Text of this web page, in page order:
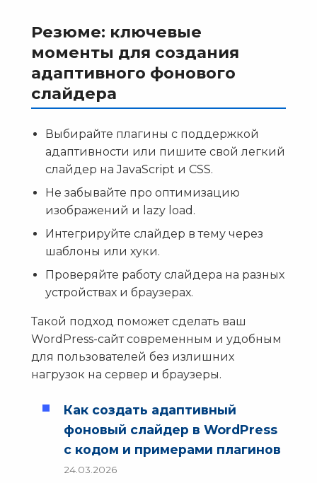
Резюме: ключевые
моменты для создания
адаптивного фонового
слайдера
Выбирайте плагины с поддержкой
адаптивности или пишите свой легкий
слайдер на JavaScript и CSS.
Не забывайте про оптимизацию
изображений и lazy load.
Интегрируйте слайдер в тему через
шаблоны или хуки.
Проверяйте работу слайдера на разных
устройствах и браузерах.
Такой подход поможет сделать ваш
WordPress-сайт современным и удобным
для пользователей без излишних
нагрузок на сервер и браузеры.
Как создать адаптивный
фоновый слайдер в WordPress
с кодом и примерами плагинов
24.03.2026